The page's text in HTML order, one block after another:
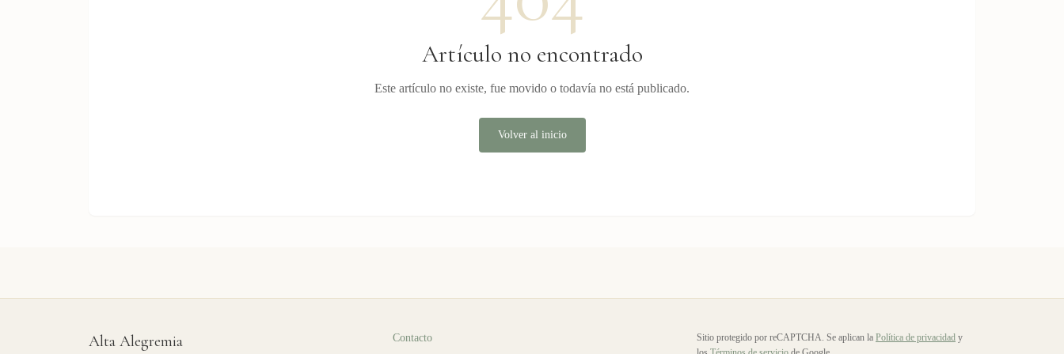
Artículo no encontrado
Este artículo no existe, fue movido o todavía no está publicado.
Volver al inicio
Alta Alegremia Contacto Sitio protegido por reCAPTCHA. Se aplican la Política de privacidad y